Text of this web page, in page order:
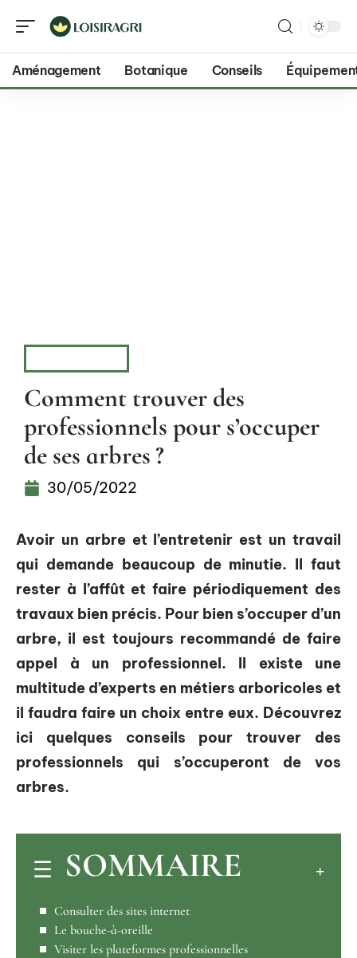
Aménagement Botanique Conseils
Comment trouver des
professionnels pour s’occuper
de ses arbres ?
30/05/2022
Avoir un arbre et l’entretenir est un travail
qui demande beaucoup de minutie. Il faut
rester à l’affût et faire périodiquement des
travaux bien précis. Pour bien s’occuper d’un
arbre, il est toujours recommandé de faire
appel à un professionnel. Il existe une
multitude d’experts en métiers arboricoles et
il faudra faire un choix entre eux. Découvrez
ici quelques conseils pour trouver des
professionnels qui s’occuperont de vos
arbres.
SOMMAIRE
Consulter des sites internet
Le bouche-à-oreille
Visiter les plateformes professionnelles